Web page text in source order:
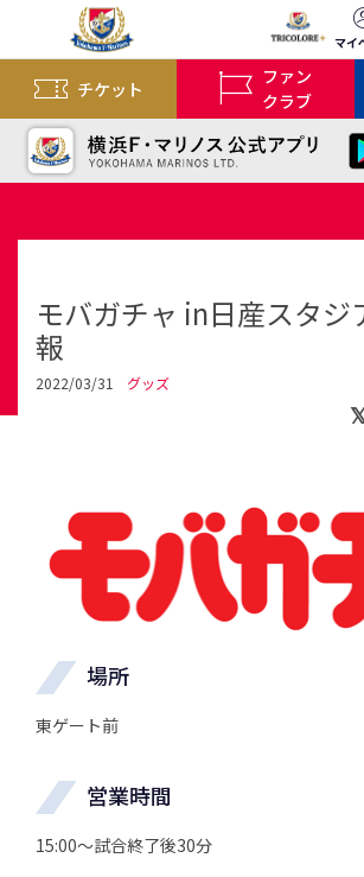
マイ
チケット
ファン
クラブ
モバガチャ in日産スタジ
報
2022/03/31 グッズ
場所
東ゲート前
営業時間
15:00～試合終了後30分